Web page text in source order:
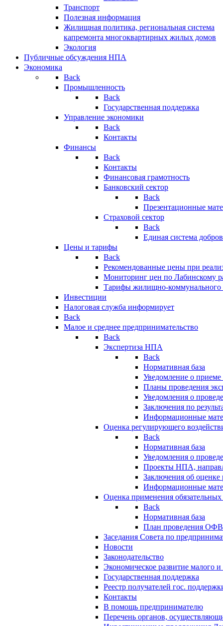
Транспорт
Полезная информация
Жилищная политика, региональная система
капремонта многоквартирных жилых домов
Экология
Публичные обсуждения НПА
Экономика
Back
Промышленность
Back
Государственная поддержка
Управление экономики
Back
Контакты
Финансы
Back
Контакты
Финансовая грамотность
Банковский сектор
Back
Презентационные
Страховой сектор
Back
Единая система
Цены и тарифы
Back
Рекомендованные цены при
Мониторинг цен по Лабинскому
Тарифы жилищно-коммунального
Инвестиции
Налоговая служба информирует
Back
Малое и среднее предпринимательство
Back
Экспертиза НПА
Back
Нормативная база
Уведомление о
Планы проведения
Уведомления о
Заключения по
Информационные
Оценка регулирующего
Back
Нормативная база
Уведомления о
Проекты НПА,
Заключения об
Информационные
Оценка применения
Back
Нормативная база
План проведения
Заседания Совета по
Новости
Законодательство
Экономическое развитие малого и
Государственная поддержка
Реестр получателей гос.
Контакты
В помощь предпринимателю
Перечень органов,